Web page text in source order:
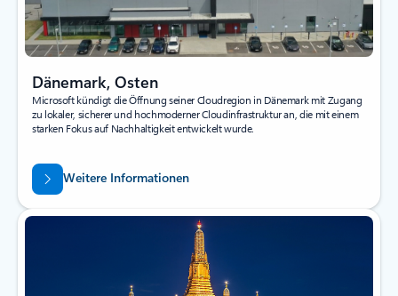
Dänemark, Osten
Microsoft kündigt die Öffnung seiner Cloudregion in Dänemark mit Zugang
zu lokaler, sicherer und hochmoderner Cloudinfrastruktur an, die mit einem
starken Fokus auf Nachhaltigkeit entwickelt wurde.
Weitere Informationen